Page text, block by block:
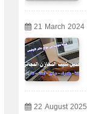
21 March 2024
22 August 2025